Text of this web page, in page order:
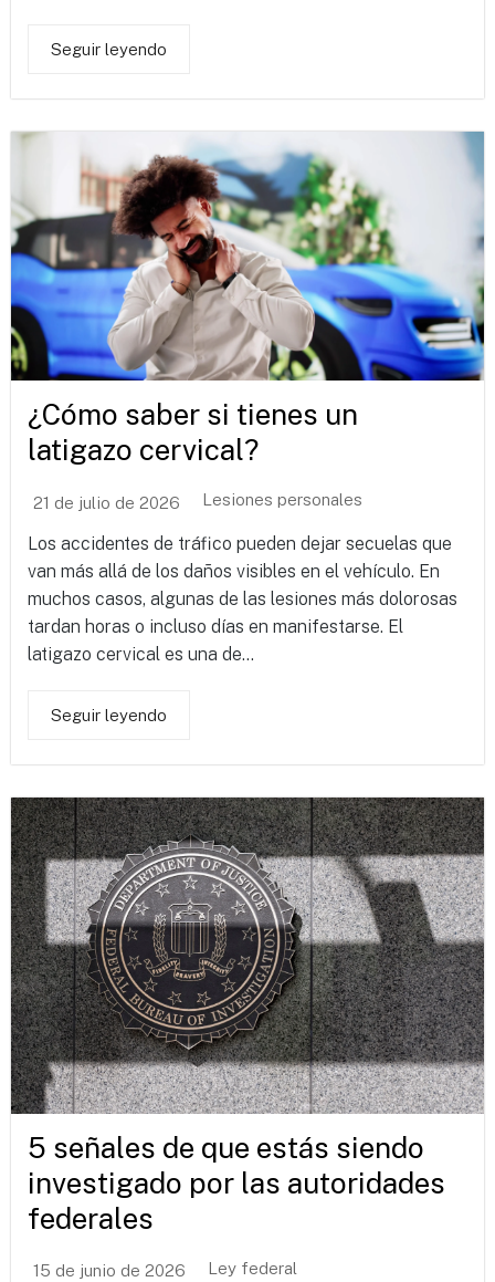
Seguir leyendo
¿Cómo saber si tienes un
latigazo cervical?
21 de julio de 2026 Lesiones personales
Los accidentes de tráfico pueden dejar secuelas que
van más allá de los daños visibles en el vehículo. En
muchos casos, algunas de las lesiones más dolorosas
tardan horas o incluso días en manifestarse. El
latigazo cervical es una de...
Seguir leyendo
5 señales de que estás siendo
investigado por las autoridades
federales
15 de junio de 2026 Ley federal